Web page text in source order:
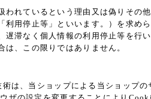
れているという理由又は偽りその
用停止等」といいます。）を求めら
滞なく個人情報の利用停止等を行
、この限りではありません。
は、当ショップによる当ショップ